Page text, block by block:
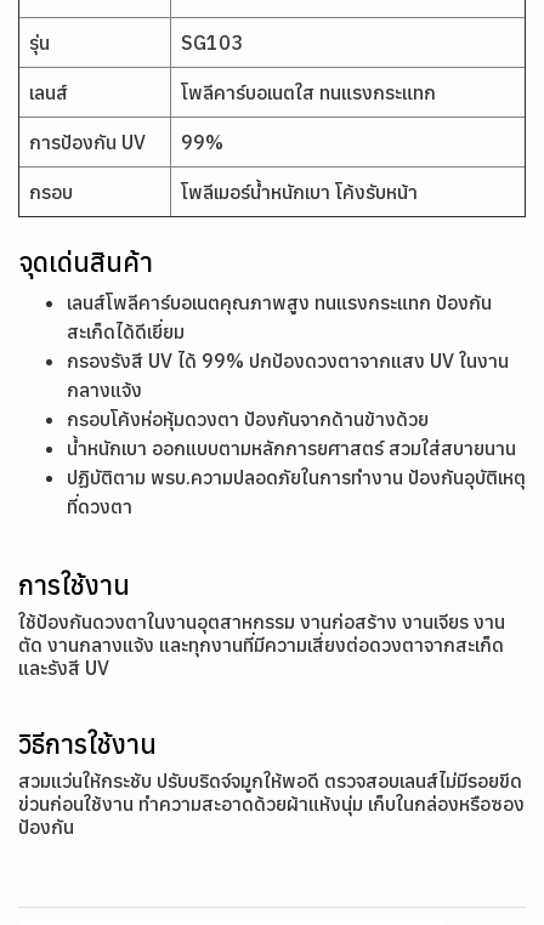
รุ่น SG103
เลนส์ โพลีคาร์บอเนตใส ทนแรงกระแทก
การป้องกัน UV 99%
กรอบ โพลีเมอร์น้ำหนักเบา โค้งรับหน้า
จุดเด่นสินค้า
เลนส์โพลีคาร์บอเนตคุณภาพสูง ทนแรงกระแทก ป้องกัน
สะเก็ดได้ดีเยี่ยม
กรองรังสี UV ได้ 99% ปกป้องดวงตาจากแสง UV ในงาน
กลางแจ้ง
กรอบโค้งห่อหุ้มดวงตา ป้องกันจากด้านข้างด้วย
น้ำหนักเบา ออกแบบตามหลักการยศาสตร์ สวมใส่สบายนาน
ปฏิบัติตาม พรบ.ความปลอดภัยในการทำงาน ป้องกันอุบัติเหตุ
ที่ดวงตา
การใช้งาน
ใช้ป้องกันดวงตาในงานอุตสาหกรรม งานก่อสร้าง งานเจียร งาน
ตัด งานกลางแจ้ง และทุกงานที่มีความเสี่ยงต่อดวงตาจากสะเก็ด
และรังสี UV
วิธีการใช้งาน
สวมแว่นให้กระชับ ปรับบริดจ์จมูกให้พอดี ตรวจสอบเลนส์ไม่มีรอยขีด
ข่วนก่อนใช้งาน ทำความสะอาดด้วยผ้าแห้งนุ่ม เก็บในกล่องหรือซอง
ป้องกัน